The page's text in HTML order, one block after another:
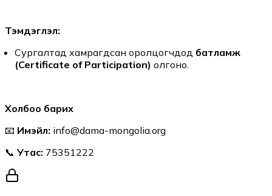
Тэмдэглэл:
Сургалтад хамрагдсан оролцогчдод батламж
(Certificate of Participation) олгоно.
Холбоо барих
📧 Имэйл: info@dama-mongolia.org
📞 Утас: 75351222